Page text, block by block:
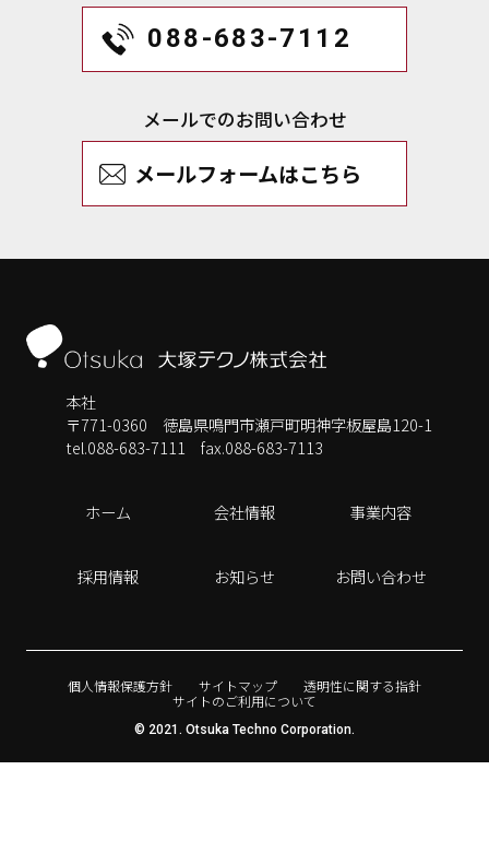
088-683-7112
メールでのお問い合わせ
メールフォームはこちら
本社
〒771-0360 徳島県鳴門市瀬戸町明神字板屋島120-1
tel.088-683-7111
fax.088-683-7113
ホーム 会社情報 事業内容
採用情報 お知らせ お問い合わせ
個人情報保護方針 サイトマップ
透明性に関する指針
サイトのご利用について
© 2021. Otsuka Techno Corporation.